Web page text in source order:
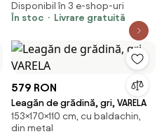
Disponibil în 3 e-shop-uri
În stoc
Livrare gratuită
579 RON
Leagăn de grădină, gri, VARELA
153×170×110 cm, cu baldachin,
din metal